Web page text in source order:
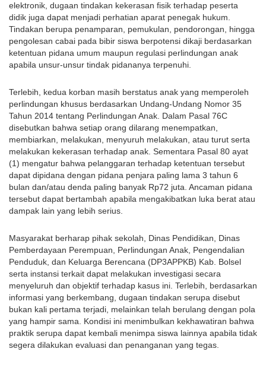
elektronik, dugaan tindakan kekerasan fisik terhadap peserta
didik juga dapat menjadi perhatian aparat penegak hukum.
Tindakan berupa penamparan, pemukulan, pendorongan, hingga
pengolesan cabai pada bibir siswa berpotensi dikaji berdasarkan
ketentuan pidana umum maupun regulasi perlindungan anak
apabila unsur-unsur tindak pidananya terpenuhi.
Terlebih, kedua korban masih berstatus anak yang memperoleh
perlindungan khusus berdasarkan Undang-Undang Nomor 35
Tahun 2014 tentang Perlindungan Anak. Dalam Pasal 76C
disebutkan bahwa setiap orang dilarang menempatkan,
membiarkan, melakukan, menyuruh melakukan, atau turut serta
melakukan kekerasan terhadap anak. Sementara Pasal 80 ayat
(1) mengatur bahwa pelanggaran terhadap ketentuan tersebut
dapat dipidana dengan pidana penjara paling lama 3 tahun 6
bulan dan/atau denda paling banyak Rp72 juta. Ancaman pidana
tersebut dapat bertambah apabila mengakibatkan luka berat atau
dampak lain yang lebih serius.
Masyarakat berharap pihak sekolah, Dinas Pendidikan, Dinas
Pemberdayaan Perempuan, Perlindungan Anak, Pengendalian
Penduduk, dan Keluarga Berencana (DP3APPKB) Kab. Bolsel
serta instansi terkait dapat melakukan investigasi secara
menyeluruh dan objektif terhadap kasus ini. Terlebih, berdasarkan
informasi yang berkembang, dugaan tindakan serupa disebut
bukan kali pertama terjadi, melainkan telah berulang dengan pola
yang hampir sama. Kondisi ini menimbulkan kekhawatiran bahwa
praktik serupa dapat kembali menimpa siswa lainnya apabila tidak
segera dilakukan evaluasi dan penanganan yang tegas.